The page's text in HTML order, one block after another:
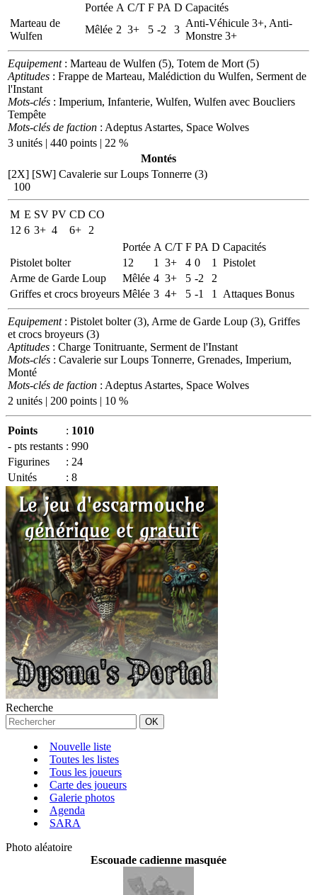
Portée A C/T F PA D Capacités
Marteau de
Wulfen
Mêlée 2 3+ 5 -2 3
Anti-Véhicule 3+, Anti-
Monstre 3+
Equipement: Marteau de Wulfen (5), Totem de Mort (5)
Aptitudes : Frappe de Marteau, Malédiction du Wulfen, Serment de
l'Instant
Mots-clés : Imperium, Infanterie, Wulfen, Wulfen avec Boucliers
Tempête
Mots-clés de faction : Adeptus Astartes, Space Wolves
3 unités | 440 points | 22 %
Montés
[2X] [SW] Cavalerie sur Loups Tonnerre (3)
100
M E SV PV CD CO
12 6 3+ 4 6+
2
Portée A C/T F PA D Capacités
Pistolet bolter
12 1 3+ 4 0 1
Pistolet
Arme de Garde Loup
Mêlée 4 3+ 5 -2
2
Griffes et crocs broyeurs Mêlée 3 4+ 5 -1 1 Attaques Bonus
Equipement: Pistolet bolter (3), Arme de Garde Loup (3), Griffes
et crocs broyeurs (3)
Aptitudes : Charge Tonitruante, Serment de l'Instant
Mots-clés : Cavalerie sur Loups Tonnerre, Grenades, Imperium,
Monté
Mots-clés de faction : Adeptus Astartes, Space Wolves
2 unités | 200 points | 10 %
Points : 1010
- pts restants : 990
Figurines
: 24
Unités
: 8
Recherche
Nouvelle liste
Toutes les listes
Tous les joueurs
Carte des joueurs
Galerie photos
Agenda
SARA
Photo aléatoire
Escouade cadienne masquée